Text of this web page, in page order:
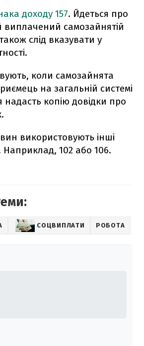
доходу 157. Йдеться про
виплачений самозайнятій
слід вказувати у
коли самозайнята
на загальній системі
надасть копію довідки про
використовують інші
Наприклад, 102 або 106.
СОЦВИПЛАТИ РОБОТА